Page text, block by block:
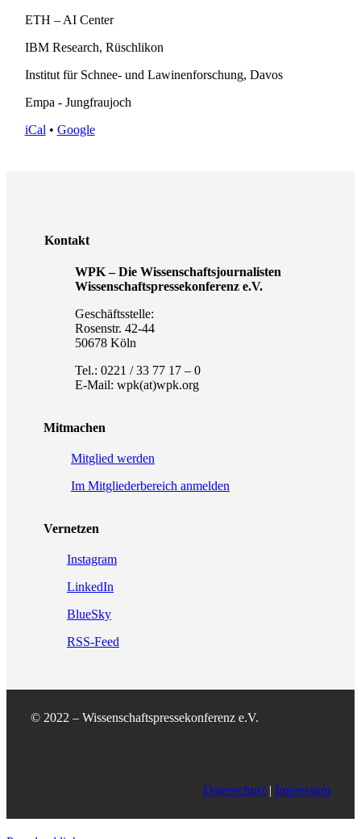
ETH – AI Center
IBM Research, Rüschlikon
Institut für Schnee- und Lawinenforschung, Davos
Empa - Jungfraujoch
iCal • Google
Kontakt
WPK – Die Wissenschaftsjournalisten
Wissenschaftspressekonferenz e.V.
Geschäftsstelle:
Rosenstr. 42-44
50678 Köln
Tel.: 0221 / 33 77 17 – 0
E-Mail: wpk(at)wpk.org
Mitmachen
Mitglied werden
Im Mitgliederbereich anmelden
Vernetzen
Instagram
LinkedIn
BlueSky
RSS-Feed
© 2022 – Wissenschaftspressekonferenz e.V.
Datenschutz |Impressum